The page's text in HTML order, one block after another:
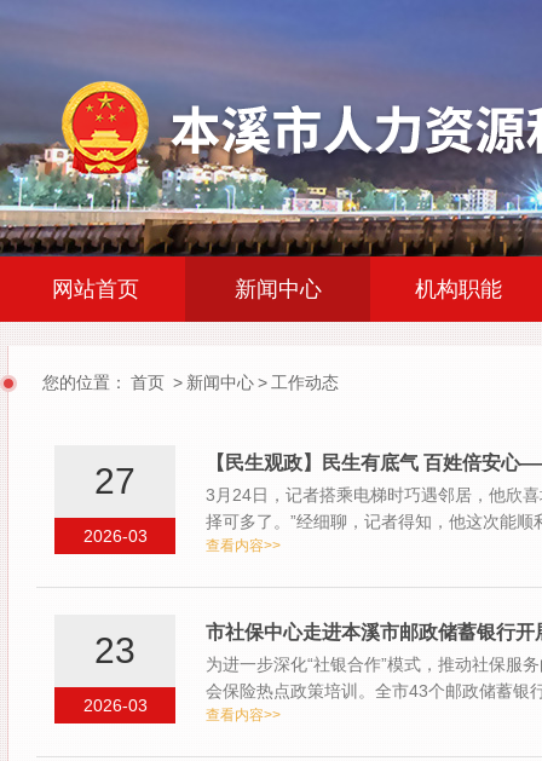
网站首页 新闻中心 机构职能
您的位置： 首页 > 新闻中心> 工作动态
2026-03
27 【民生观政】民生有底气 百姓倍安
3月24日，记者搭乘电梯时巧遇邻居，他欣
择可多了。”经细聊，记者得知，他这次能
举…
查看内容>>
2026-03
23 市社保中心走进本溪市邮政储蓄银行开
为进一步深化“社银合作”模式，推动社保服
会保险热点政策培训。全市43个邮政储蓄银
习。
查看内容>>